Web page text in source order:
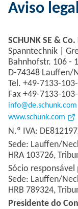
Aviso legal
SCHUNK SE & Co.
Spanntechnik |
Bahnhofstr. 106 -
D-74348 Lauffen/
Tel. +49-7133-
Fax +49-7133-
info@de.schunk.com
www.schunk.com
N.º IVA:
Sede: Lauffen/
HRA 103726,
Sócio responsável
Sede: Lauffen/
HRB 789324,
Presidente do